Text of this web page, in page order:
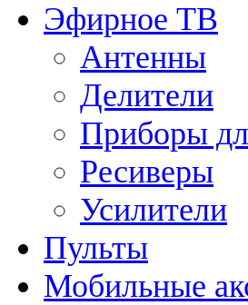
Эфирное ТВ
Антенны
Делители
Приборы
Ресиверы
Усилители
Пульты
Мобильные